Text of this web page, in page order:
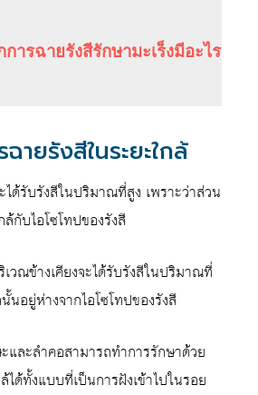
ารฉายรังสีรักษามะเร็งมีอะไร
ายรังสีในระยะใกล้
ได้รับรังสีในปริมาณที่สูง เพราะว่าส่วน
กับไอโซโทปของรังสี
วณข้างเคียงจะได้รับรังสีในปริมาณที่
นอยู่ห่างจากไอโซโทปของรังสี
และลำคอสามารถทำการรักษาด้วย
ได้ทั้งแบบที่เป็นการฝังเข้าไปในรอย